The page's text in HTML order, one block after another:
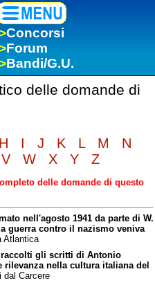
Concorsi
Forum
Bandi/G.U.
delle domande di
H I J K L M
N
V W X Y Z
delle domande di questo
nell'agosto 1941 da parte di W.
guerra contro il nazismo veniva
gli scritti di Antonio
rilevanza nella cultura italiana del
Carcere